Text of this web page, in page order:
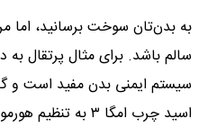
به بدن‌تان سوخت برسانید، اما
سالم باشد. برای مثال پرتقال
سیستم ایمنی بدن مفید است و
اسید چرب امگا ۳ به تنظیم هورمون‌های استرس کمک می‌کند.